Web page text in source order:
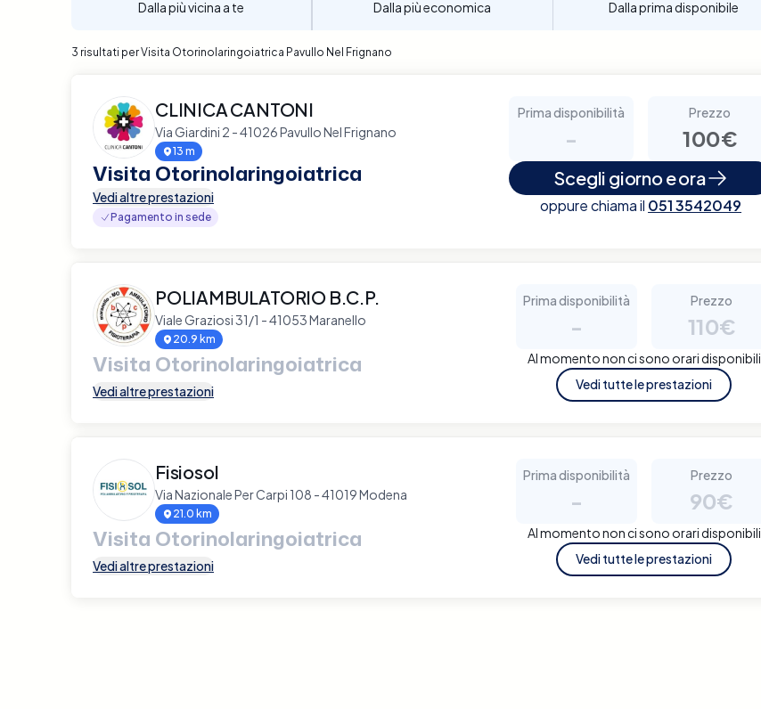
Dalla più vicina a te Dalla più economica Dalla prima disponibile
3 risultati per Visita Otorinolaringoiatrica Pavullo Nel Frignano
CLINICA CANTONI
Via Giardini 2 - 41026 Pavullo Nel Frignano
13 m
Visita Otorinolaringoiatrica
Vedi altre prestazioni
Pagamento in sede
Prima disponibilità
-
Prezzo
100€
Scegli giorno e ora
oppure chiama il 051 3542049
POLIAMBULATORIO B.C.P.
Viale Graziosi 31/1 - 41053 Maranello
20.9 km
Visita Otorinolaringoiatrica
Vedi altre prestazioni
Prima disponibilità
-
Prezzo
110€
Al momento non ci sono orari disponibili
Vedi tutte le prestazioni
Fisiosol
Via Nazionale Per Carpi 108 - 41019 Modena
21.0 km
Visita Otorinolaringoiatrica
Vedi altre prestazioni
Prima disponibilità
-
Prezzo
90€
Al momento non ci sono orari disponibili
Vedi tutte le prestazioni